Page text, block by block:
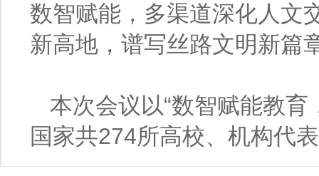
数智赋能，多渠道深化人
新高地，谱写丝路文明新篇
本次会议以“数智赋能教
国家共274所高校、机构代